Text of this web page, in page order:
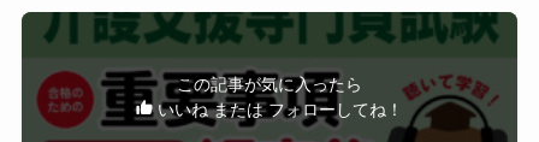
この記事が気に入ったら
いいね または フォローしてね！